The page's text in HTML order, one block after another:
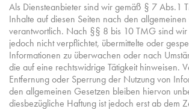
Als Diensteanbieter sind wir gemäß § 7 Abs.1
Inhalte auf diesen Seiten nach den
verantwortlich. Nach §§ 8 bis 10 TMG sind wir
jedoch nicht verpflichtet, übermittelte oder
Informationen zu überwachen oder nach
die auf eine rechtswidrige Tätigkeit hinweisen.
Entfernung oder Sperrung der Nutzung von
den allgemeinen Gesetzen bleiben hiervon
diesbezügliche Haftung ist jedoch erst ab dem